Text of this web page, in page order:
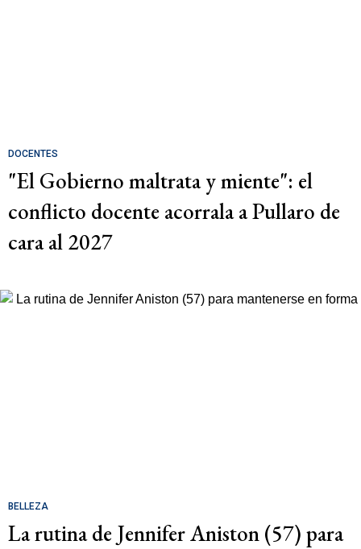
DOCENTES
"El Gobierno maltrata y miente": el
conflicto docente acorrala a Pullaro de
cara al 2027
BELLEZA
La rutina de Jennifer Aniston (57) para